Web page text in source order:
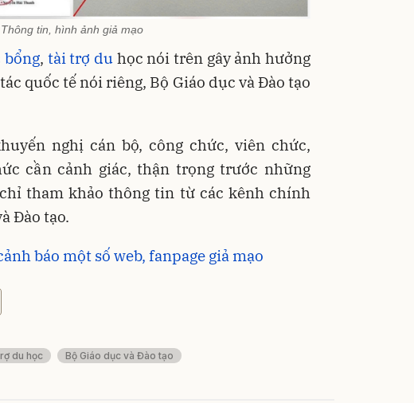
Thông tin, hình ảnh giả mạo
bổng, tài trợ du học nói trên gây ảnh hưởng
quốc tế nói riêng, Bộ Giáo dục và Đào tạo
nghị cán bộ, công chức, viên chức,
cần cảnh giác, thận trọng trước những
tham khảo thông tin từ các kênh chính
Đào tạo.
báo một số web, fanpage giả mạo
du học Bộ Giáo dục và Đào tạo